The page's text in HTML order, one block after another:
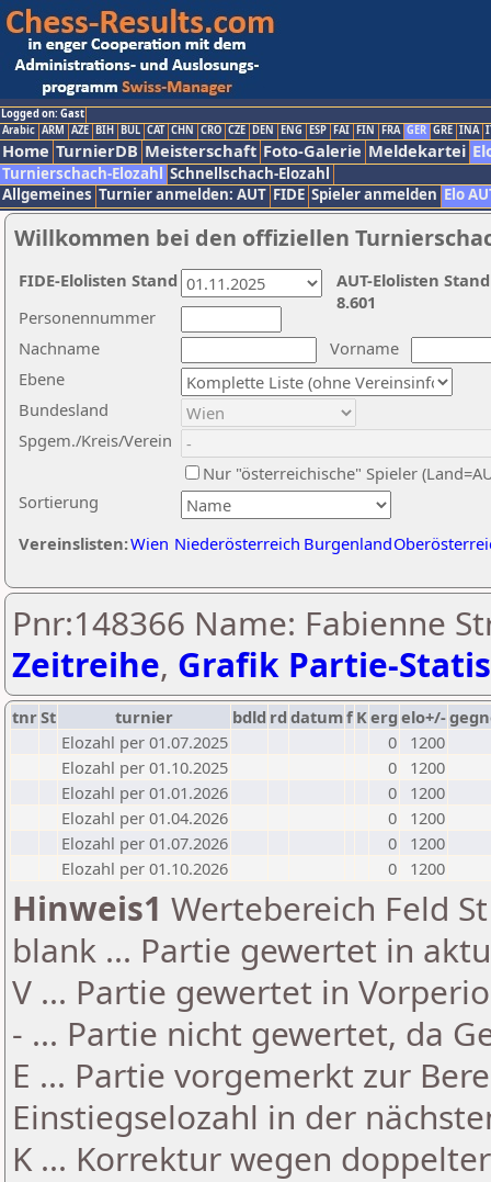
Logged on: Gast
Arabic ARM AZE BIH BUL CAT CHN CRO CZE DEN ENG ESP FAI FIN FRA GER GRE INA
Home TurnierDB Meisterschaft Foto-Galerie Meldekartei
Turnierschach-Elozahl Schnellschach-Elozahl
Allgemeines Turnier anmelden: AUT FIDE Spieler anmelden Elo
Willkommen bei den offiziellen
Nachname
Vorname
Ebene
Sortierung
Personennummer
Bundesland
Spgem./Kreis/Verein
Nur "österreichische" Spieler
Vereinslisten:Wien Niederösterreich Burgenland
AUT-Elolisten
8.601
FIDE-Elolisten Stand
Pnr:148366 Name: Fabienne
Zeitreihe, Grafik Partie-
tnrSt turnier bdld rd datumf Kerg elo+/-
Elozahl per 01.07.2025
0
1200
Elozahl per 01.10.2025
0
1200
Elozahl per 01.01.2026
0
1200
Elozahl per 01.04.2026
0
1200
Elozahl per 01.07.2026
0
1200
Elozahl per 01.10.2026
0 1200
Hinweis1 Wertebereich Feld
blank ... Partie gewertet in
V ... Partie gewertet in
- ... Partie nicht gewertet, da
E ... Partie vorgemerkt zur
Einstiegselozahl in der
K ... Korrektur wegen